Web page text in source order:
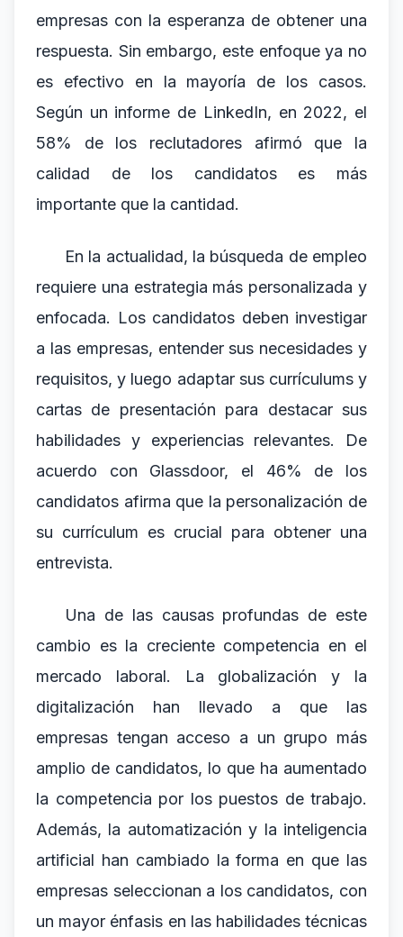
empresas con la esperanza de obtener una
respuesta. Sin embargo, este enfoque ya no
es efectivo en la mayoría de los casos.
Según un informe de LinkedIn, en 2022, el
58% de los reclutadores afirmó que la
calidad de los candidatos es más
importante que la cantidad.
En la actualidad, la búsqueda de empleo
requiere una estrategia más personalizada y
enfocada. Los candidatos deben investigar
a las empresas, entender sus necesidades y
requisitos, y luego adaptar sus currículums y
cartas de presentación para destacar sus
habilidades y experiencias relevantes. De
acuerdo con Glassdoor, el 46% de los
candidatos afirma que la personalización de
su currículum es crucial para obtener una
entrevista.
Una de las causas profundas de este
cambio es la creciente competencia en el
mercado laboral. La globalización y la
digitalización han llevado a que las
empresas tengan acceso a un grupo más
amplio de candidatos, lo que ha aumentado
la competencia por los puestos de trabajo.
Además, la automatización y la inteligencia
artificial han cambiado la forma en que las
empresas seleccionan a los candidatos, con
un mayor énfasis en las habilidades técnicas